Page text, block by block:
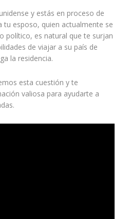
y estás en proceso de
tu esposo, quien actualmente se
político, es natural que te surjan
de viajar a su país de
la residencia.
esta cuestión y te
valiosa para ayudarte a